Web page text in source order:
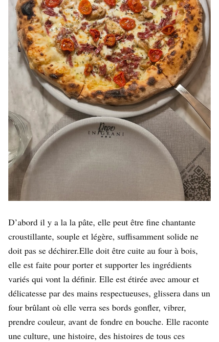
D’abord il y a la la pâte, elle peut être fine chantante
croustillante, souple et légère, suffisamment solide ne
doit pas se déchirer.Elle doit être cuite au four à bois,
elle est faite pour porter et supporter les ingrédients
variés qui vont la définir. Elle est étirée avec amour et
délicatesse par des mains respectueuses, glissera dans un
four brûlant où elle verra ses bords gonfler, vibrer,
prendre couleur, avant de fondre en bouche. Elle raconte
une culture, une histoire, des histoires de tous ces